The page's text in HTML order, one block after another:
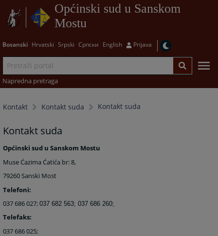
Općinski sud u Sanskom
Mostu
Bosanski Hrvatski Srpski Српски English Prijava
Napredna pretraga
Kontakt Kontakt suda Kontakt suda
Kontakt suda
Općinski sud u Sanskom Mostu
Muse Ćazima Ćatića br: 8,
79260 Sanski Most
Telefoni:
037 686 027;037 682 563;037 686 260;
Telefaks:
037 686 025;